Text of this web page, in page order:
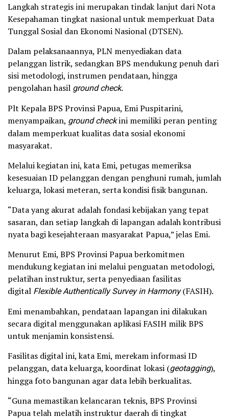
Langkah strategis ini merupakan tindak lanjut dari Nota
Kesepahaman tingkat nasional untuk memperkuat Data
Tunggal Sosial dan Ekonomi Nasional (DTSEN).
Dalam pelaksanaannya, PLN menyediakan data
pelanggan listrik, sedangkan BPS mendukung penuh dari
sisi metodologi, instrumen pendataan, hingga
pengolahan hasil ground check.
Plt Kepala BPS Provinsi Papua, Emi Puspitarini,
menyampaikan, ground checkini memiliki peran penting
dalam memperkuat kualitas data sosial ekonomi
masyarakat.
Melalui kegiatan ini, kata Emi, petugas memeriksa
kesesuaian ID pelanggan dengan penghuni rumah, jumlah
keluarga, lokasi meteran, serta kondisi fisik bangunan.
“Data yang akurat adalah fondasi kebijakan yang tepat
sasaran, dan setiap langkah di lapangan adalah kontribusi
nyata bagi kesejahteraan masyarakat Papua,” jelas Emi.
Menurut Emi, BPS Provinsi Papua berkomitmen
mendukung kegiatan ini melalui penguatan metodologi,
pelatihan instruktur, serta penyediaan fasilitas
digital Flexible Authentically Survey in Harmony (FASIH).
Emi menambahkan, pendataan lapangan ini dilakukan
secara digital menggunakan aplikasi FASIH milik BPS
untuk menjamin konsistensi.
Fasilitas digital ini, kata Emi, merekam informasi ID
pelanggan, data keluarga, koordinat lokasi (geotagging),
hingga foto bangunan agar data lebih berkualitas.
“Guna memastikan kelancaran teknis, BPS Provinsi
Papua telah melatih instruktur daerah di tingkat